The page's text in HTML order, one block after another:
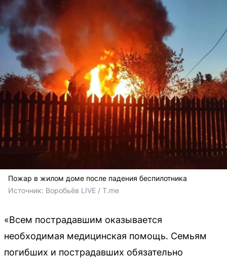
Пожар в жилом доме после падения беспилотника
Источник: Воробьёв LIVE / T.me
«Всем пострадавшим оказывается
необходимая медицинская помощь. Семьям
погибших и пострадавших обязательно